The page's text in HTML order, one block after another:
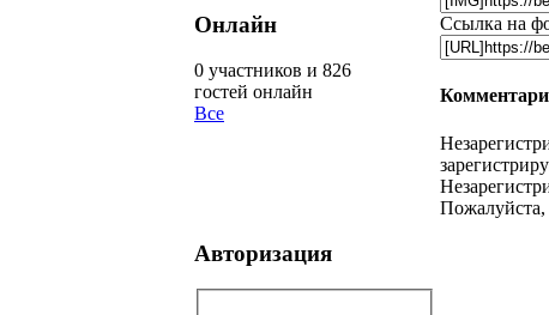
Ссылка на
Пожалуйста,
Онлайн
0 участников и 826
гостей онлайн
Все
Авторизация